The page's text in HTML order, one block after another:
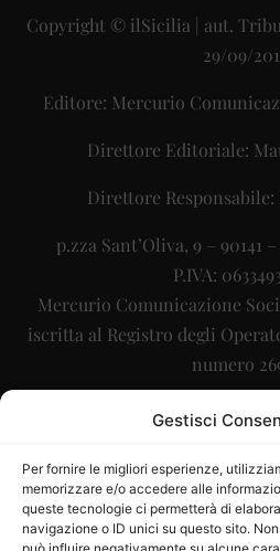
Gestisci
Per fornire le migliori esperienze,
memorizzare e/o accedere alle
queste tecnologie ci permetterà di
navigazione o ID unici su questo sito.
Copyright © ilSicilia | aut.
29/09/
Editore: Mercurio
Direttore Editoriale:
Direttore Responsabile:
p.zza Sant’Oliva, 9 – 90141
P.IVA:
Mercurio Comunicazione
iscritta al Registro degli
numero
Sito gestito da La Digitale srl